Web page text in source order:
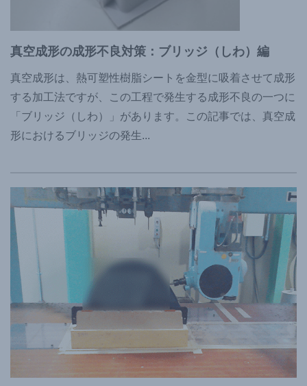
真空成形の成形不良対策：ブリッジ（しわ）編
真空成形は、熱可塑性樹脂シートを金型に吸着させて成形
する加工法ですが、この工程で発生する成形不良の一つに
「ブリッジ（しわ）」があります。この記事では、真空成
形におけるブリッジの発生...